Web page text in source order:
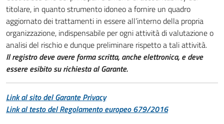
titolare, in quanto strumento idoneo a fornire un quadro
aggiornato dei trattamenti in essere all’interno della propria
organizzazione, indispensabile per ogni attività di valutazione o
analisi del rischio e dunque preliminare rispetto a tali attività.
Il registro deve avere forma scritta, anche elettronica, e deve
essere esibito su richiesta al Garante.
Link al sito del Garante Privacy
Link al testo del Regolamento europeo 679/2016